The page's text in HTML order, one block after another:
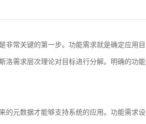
非常关键的第一步。功能需求就是确定应用目
洛需求层次理论对目标进行分解。明确的功能
的元数据才能够支持系统的应用。功能需求设